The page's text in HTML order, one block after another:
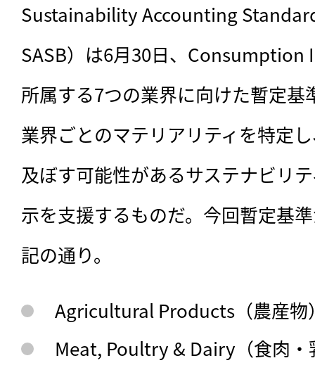
Sustainability Accounting
SASB）は6月30日、Consumption
所属する7つの業界に向けた暫定
業界ごとのマテリアリティを特定
及ぼす可能性があるサステナビリ
示を支援するものだ。今回暫定基
記の通り。
Agricultural Products（農産物
Meat, Poultry & Dairy（食肉・